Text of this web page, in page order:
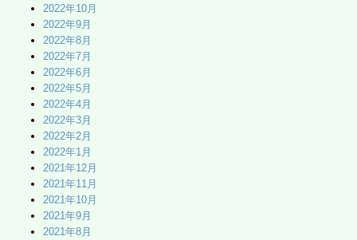
2022年10月
2022年9月
2022年8月
2022年7月
2022年6月
2022年5月
2022年4月
2022年3月
2022年2月
2022年1月
2021年12月
2021年11月
2021年10月
2021年9月
2021年8月